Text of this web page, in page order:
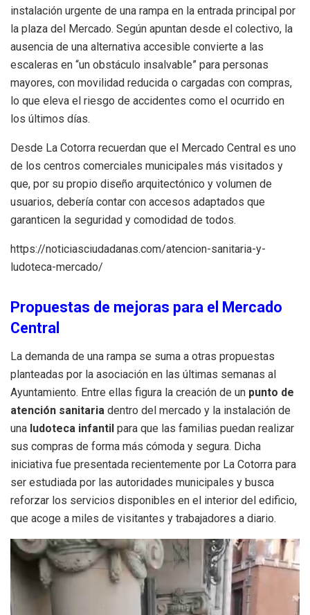
instalación urgente de una rampa en la entrada principal por
la plaza del Mercado. Según apuntan desde el colectivo, la
ausencia de una alternativa accesible convierte a las
escaleras en “un obstáculo insalvable” para personas
mayores, con movilidad reducida o cargadas con compras,
lo que eleva el riesgo de accidentes como el ocurrido en
los últimos días.
Desde La Cotorra recuerdan que el Mercado Central es uno
de los centros comerciales municipales más visitados y
que, por su propio diseño arquitectónico y volumen de
usuarios, debería contar con accesos adaptados que
garanticen la seguridad y comodidad de todos.
https://noticiasciudadanas.com/atencion-sanitaria-y-
ludoteca-mercado/
Propuestas de mejoras para el Mercado
Central
La demanda de una rampa se suma a otras propuestas
planteadas por la asociación en las últimas semanas al
Ayuntamiento. Entre ellas figura la creación de un punto de
atención sanitaria dentro del mercado y la instalación de
una ludoteca infantil para que las familias puedan realizar
sus compras de forma más cómoda y segura. Dicha
iniciativa fue presentada recientemente por La Cotorra para
ser estudiada por las autoridades municipales y busca
reforzar los servicios disponibles en el interior del edificio,
que acoge a miles de visitantes y trabajadores a diario.